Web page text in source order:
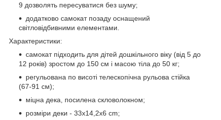
9 дозволять пересуватися без шуму;
додатково самокат позаду оснащений
світловідбивними елементами.
Характеристики:
самокат підходить для дітей дошкільного віку (від 5 до
12 років) зростом до 150 см і масою тіла до 50 кг;
регульована по висоті телескопічна рульова стійка
(67-91 см);
міцна дека, посилена скловолокном;
розміри деки - 33х14,2х6 cm;